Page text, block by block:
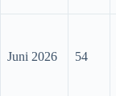
Juni 2026 54